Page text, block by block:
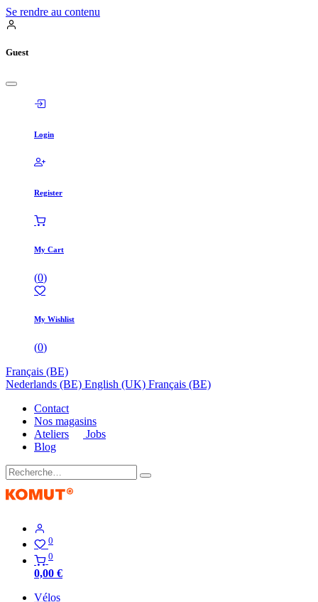
Se rendre au contenu
Guest
Login
Register
My Cart
(0)
My Wishlist
(0)
Français (BE)
Nederlands (BE) English (UK) Français (BE)
Contact
Nos magasins
Ateliers
Jobs
Blog
0
0
0,00 €
Vélos